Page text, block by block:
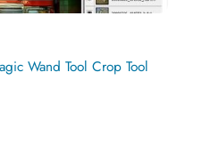
Wand Tool Crop Tool